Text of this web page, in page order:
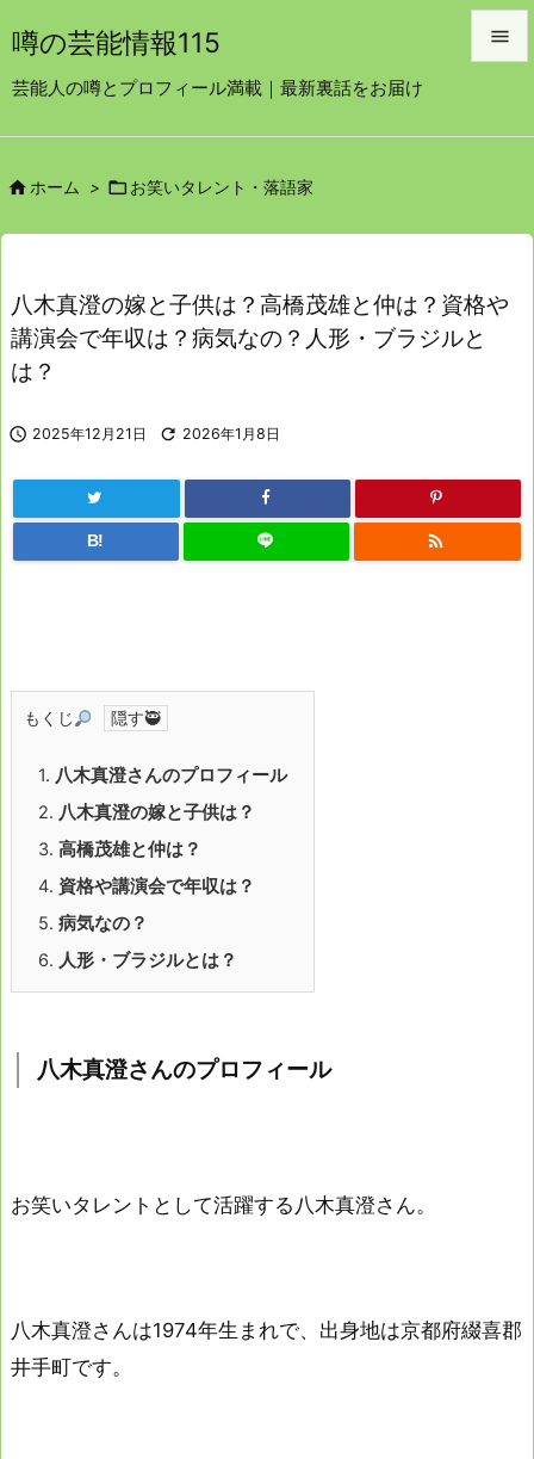
噂の芸能情報115
芸能人の噂とプロフィール満載｜最新裏話をお届け

前へ
次へ
ホーム >  お笑いタレント・落語家
八木真澄の嫁と子供は？高橋茂雄と仲は？資格や
講演会で年収は？病気なの？人形・ブラジルと
は？
 2025年12月21日  2026年1月8日
B! 
もくじ
1. 八木真澄さんのプロフィール
2. 八木真澄の嫁と子供は？
3. 高橋茂雄と仲は？
4. 資格や講演会で年収は？
5. 病気なの？
6. 人形・ブラジルとは？
八木真澄さんのプロフィール
お笑いタレントとして活躍する八木真澄さん。
八木真澄さんは1974年生まれで、出身地は京都府綴喜郡
井手町です。